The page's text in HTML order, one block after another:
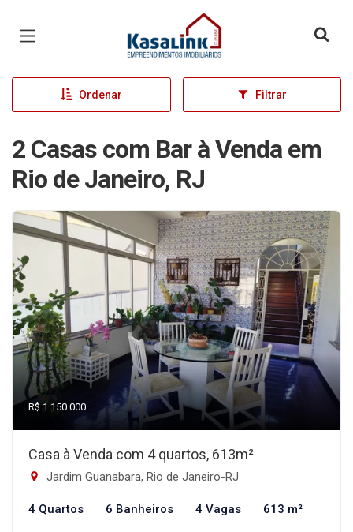
Página inicial
Ordenar Filtrar
2 Casas com Bar à Venda em
Rio de Janeiro, RJ
R$ 1.150.000
Casa à Venda com 4 quartos, 613m²
Jardim Guanabara, Rio de Janeiro-RJ
4 Quartos 6 Banheiros 4 Vagas 613 m²